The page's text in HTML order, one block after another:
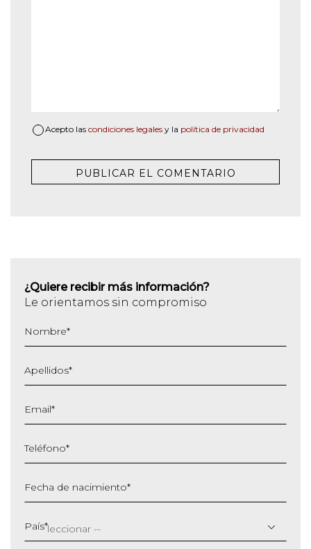
Acepto las condiciones legales y la política de privacidad
¿Quiere recibir más información?
Le orientamos sin compromiso
Nombre*
Apellidos*
Email*
Teléfono*
Fecha de nacimiento*
barra
MM
País*